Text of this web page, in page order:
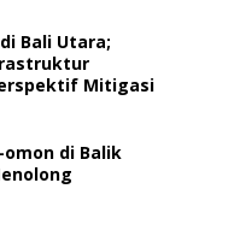
Bali Utara;
Mitigasi
di Balik